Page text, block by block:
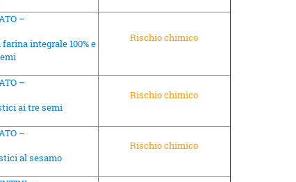
–
integrale 100% e
Rischio chimico
–
ai tre semi
Rischio chimico
–
al sesamo
Rischio chimico